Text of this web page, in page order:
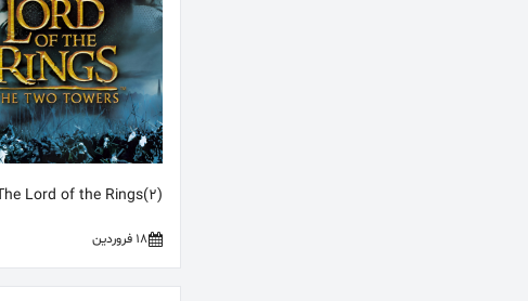
(2)The Lord of the Rings
18 فروردین